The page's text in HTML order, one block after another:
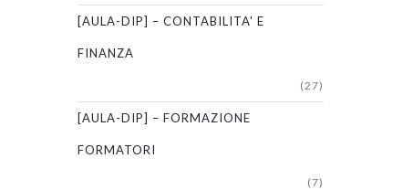
[AULA-DIP] – CONTABILITA' E
FINANZA
(27)
[AULA-DIP] – FORMAZIONE
FORMATORI
(7)